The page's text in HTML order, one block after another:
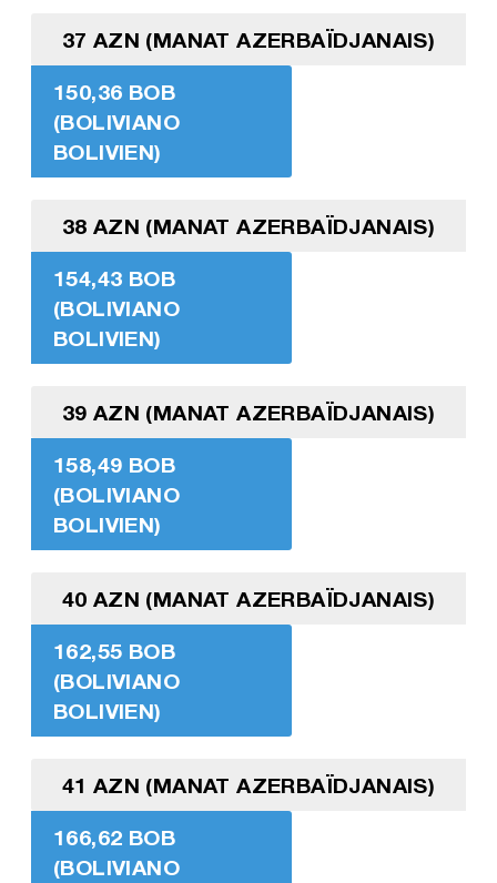
37 AZN (MANAT AZERBAÏDJANAIS)
150,36 BOB
(BOLIVIANO
BOLIVIEN)
38 AZN (MANAT AZERBAÏDJANAIS)
154,43 BOB
(BOLIVIANO
BOLIVIEN)
39 AZN (MANAT AZERBAÏDJANAIS)
158,49 BOB
(BOLIVIANO
BOLIVIEN)
40 AZN (MANAT AZERBAÏDJANAIS)
162,55 BOB
(BOLIVIANO
BOLIVIEN)
41 AZN (MANAT AZERBAÏDJANAIS)
166,62 BOB
(BOLIVIANO